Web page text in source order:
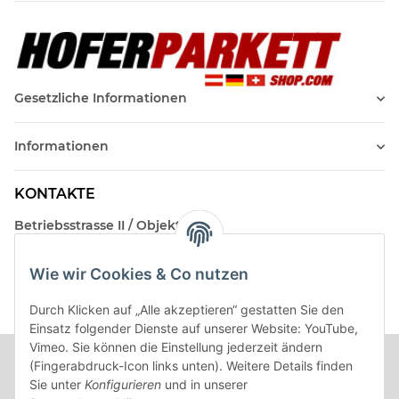
Wie wir Cookies & Co nutzen
Durch Klicken auf „Alle akzeptieren“ gestatten Sie den
Einsatz folgender Dienste auf unserer Website: YouTube,
Vimeo. Sie können die Einstellung jederzeit ändern
(Fingerabdruck-Icon links unten). Weitere Details finden
Sie unter Konfigurieren und in unserer
Gesetzliche Informationen
Informationen
KONTAKTE
Betriebsstrasse II / Objekt 17
Kontakt